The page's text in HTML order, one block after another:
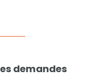
demandes